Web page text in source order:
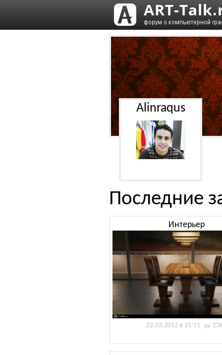
Alinraqus
Последние
Интерьер
22.03.2012 в 15:11